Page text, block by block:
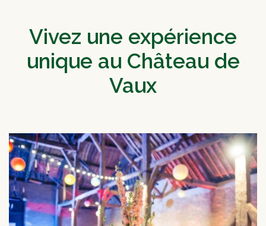
Vivez une expérience
unique au Château de
Vaux